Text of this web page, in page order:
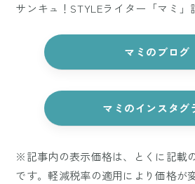
サンキュ！STYLEライター「マミ」
マミのブログ
マミのインスタグ
※記事内の表示価格は、とくに記載
です。軽減税率の適用により価格が